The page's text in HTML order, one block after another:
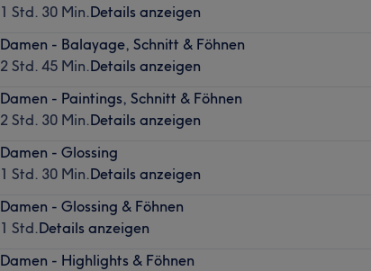
1 Std. 30 Min.Details anzeigen
Damen - Balayage, Schnitt & Föhnen
2 Std. 45 Min.Details anzeigen
Damen - Paintings, Schnitt & Föhnen
2 Std. 30 Min.Details anzeigen
Damen - Glossing
1 Std. 30 Min.Details anzeigen
Damen - Glossing & Föhnen
1 Std.Details anzeigen
Damen - Highlights & Föhnen